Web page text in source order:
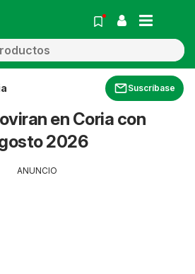
Suscríbase
en Coria con
2026
ANUNCIO